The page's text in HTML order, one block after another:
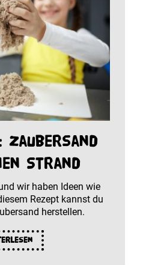
Zaubersand
Strand
wir haben Ideen wie
Rezept kannst du
herstellen.